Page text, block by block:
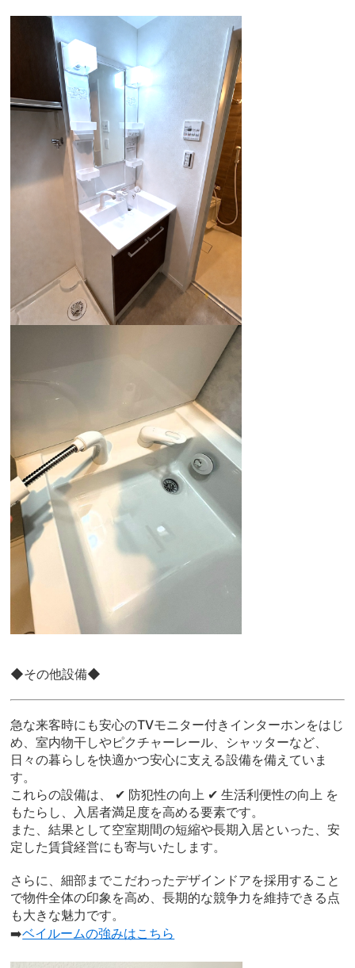
◆その他設備◆
急な来客時にも安心のTVモニター付きインターホンをはじ
め、室内物干しやピクチャーレール、シャッターなど、
日々の暮らしを快適かつ安心に支える設備を備えていま
す。
これらの設備は、 ✔ 防犯性の向上 ✔ 生活利便性の向上 を
もたらし、入居者満足度を高める要素です。
また、結果として空室期間の短縮や長期入居といった、安
定した賃貸経営にも寄与いたします。
さらに、細部までこだわったデザインドアを採用すること
で物件全体の印象を高め、長期的な競争力を維持できる点
も大きな魅力です。
➡️ベイルームの強みはこちら